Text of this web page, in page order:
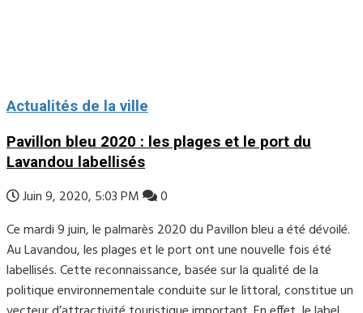
Actualités de la ville
Pavillon bleu 2020 : les plages et le port du
Lavandou labellisés
Juin 9, 2020, 5:03 PM
0
Ce mardi 9 juin, le palmarès 2020 du Pavillon bleu a été dévoilé.
Au Lavandou, les plages et le port ont une nouvelle fois été
labellisés. Cette reconnaissance, basée sur la qualité de la
politique environnementale conduite sur le littoral, constitue un